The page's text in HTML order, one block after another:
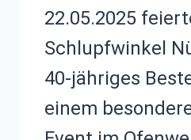
22.05.2025
Schlupfwinkel
40-jähriges
einem